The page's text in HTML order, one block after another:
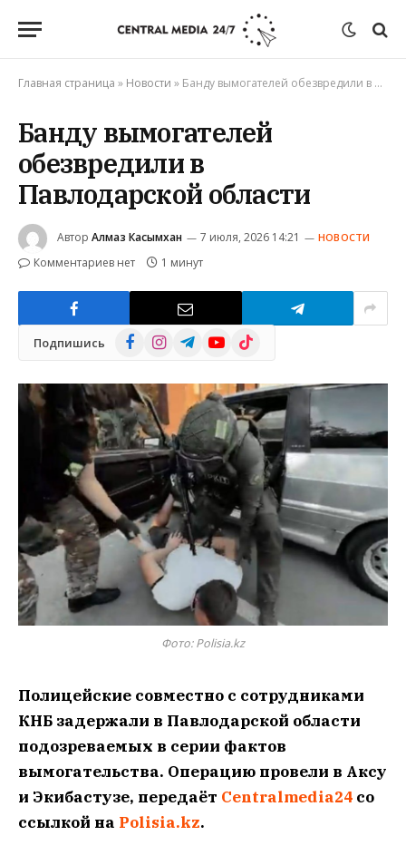
Главная страница » Новости » Банду вымогателей обезвредили в Павлодарской области
Банду вымогателей
обезвредили в
Павлодарской области
Автор Алмаз Касымхан 7 июля, 2026 14:21 НОВОСТИ
Комментариев нет 1 минут
Подпишись FacebookInstagramTelegramYouTube
TikTok
Фото: Polisia.kz
Полицейские совместно с сотрудниками
КНБ задержали в Павлодарской области
подозреваемых в серии фактов
вымогательства. Операцию провели в Аксу
и Экибастузе, передаёт Centralmedia24 со
ссылкой на Polisia.kz.